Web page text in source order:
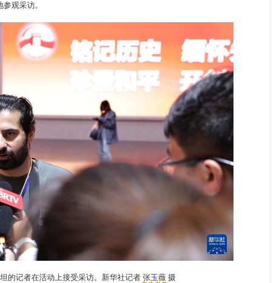
观采访。
的记者在活动上接受采访。新华社记者张玉薇 摄